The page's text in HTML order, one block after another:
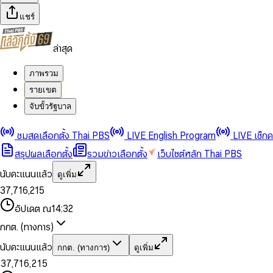
แชร์
ล่าสุด
ภาพรวม
รายเขต
จับขั้วรัฐบาล
ชมสดเลือกตั้ง Thai PBS LIVE English Program
LIVE เช็ก
สรุปผลเลือกตั้ง
รวมข่าวเลือกตั้ง
เว็บไซต์หลัก Thai PBS
นับคะแนนแล้ว
ดูเพิ่ม
0
1
2
3
4
5
6
8
9
2
3
4
5
6
7
8
9
,
0
2
4
6
7
8
9
0
1
2
3
4
5
6
7
8
1
3
5
6
7
8
9
,
1
2
4
5
7
8
9
0
1
3
4
6
7
8
0
2
3
4
5
7
8
อัปเดต ณ14:32
กกต. (ทางการ)
นับคะแนนแล้ว
กกต. (ทางการ) ดูเพิ่ม
0
1
2
3
0
1
2
4
5
6
7,
0
1
2
4
6
7
0
1
0
1
3
5
6,
1
2
0
1
0
2
3
4
5